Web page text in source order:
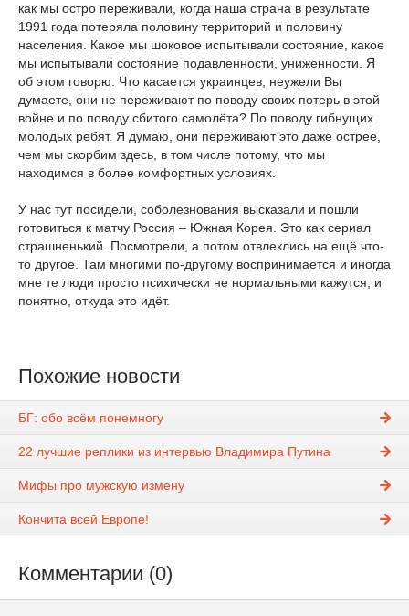
как мы остро переживали, когда наша страна в результате
1991 года потеряла половину территорий и половину
населения. Какое мы шоковое испытывали состояние, какое
мы испытывали состояние подавленности, униженности. Я
об этом говорю. Что касается украинцев, неужели Вы
думаете, они не переживают по поводу своих потерь в этой
войне и по поводу сбитого самолёта? По поводу гибнущих
молодых ребят. Я думаю, они переживают это даже острее,
чем мы скорбим здесь, в том числе потому, что мы
находимся в более комфортных условиях.
У нас тут посидели, соболезнования высказали и пошли
готовиться к матчу Россия – Южная Корея. Это как сериал
страшненький. Посмотрели, а потом отвлеклись на ещё что-
то другое. Там многими по-другому воспринимается и иногда
мне те люди просто психически не нормальными кажутся, и
понятно, откуда это идёт.
Похожие новости
БГ: обо всём понемногу
22 лучшие реплики из интервью Владимира Путина
Мифы про мужскую измену
Кончита всей Европе!
Комментарии (0)